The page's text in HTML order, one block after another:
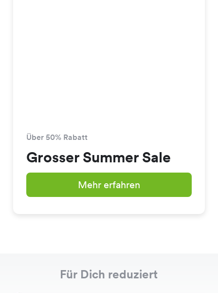
Über 50% Rabatt
Grosser Summer Sale
Mehr erfahren
Für Dich reduziert